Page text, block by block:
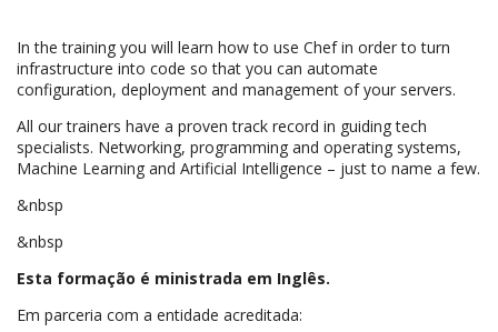
In the training you will learn how to use Chef in order to turn
infrastructure into code so that you can automate
configuration, deployment and management of your servers.
All our trainers have a proven track record in guiding tech
specialists. Networking, programming and operating systems,
Machine Learning and Artificial Intelligence – just to name a few.
&nbsp
&nbsp
Esta formação é ministrada em Inglês.
Em parceria com a entidade acreditada: